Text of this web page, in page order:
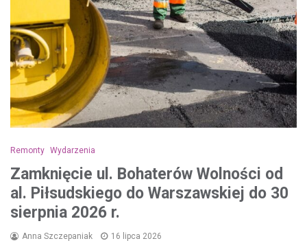
Remonty Wydarzenia
Zamknięcie ul. Bohaterów Wolności od
al. Piłsudskiego do Warszawskiej do 30
sierpnia 2026 r.
Anna Szczepaniak 16 lipca 2026